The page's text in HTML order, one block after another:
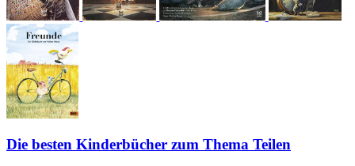
Die besten Kinderbücher zum Thema Teilen